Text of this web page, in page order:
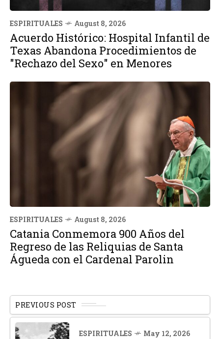
ESPIRITUALES August 8, 2026
Acuerdo Histórico: Hospital Infantil de
Texas Abandona Procedimientos de
"Rechazo del Sexo" en Menores
ESPIRITUALES August 8, 2026
Catania Conmemora 900 Años del
Regreso de las Reliquias de Santa
Águeda con el Cardenal Parolin
PREVIOUS POST
ESPIRITUALES May 12, 2026